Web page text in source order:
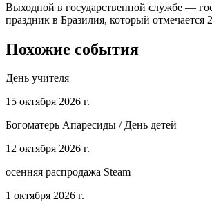
Выходной в государственной службе —
праздник в Бразилия, который отмечается
Похожие события
День учителя
15 октября 2026 г.
Богоматерь Апаресиды / День детей
12 октября 2026 г.
осенняя распродажа Steam
1 октября 2026 г.